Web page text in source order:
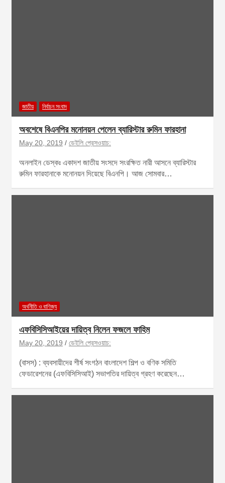
জাতীয় নির্বাচন সংবাদ
অবশেষে বিএনপির মনোনয়ন পেলেন ব্যারিস্টার রুমিন ফারহানা
May 20, 2019 ডেইলি প্রেসওয়াচ:
অনলাইন ডেস্কঃ একাদশ জাতীয় সংসদে সংরক্ষিত নারী আসনে ব্যারিস্টার
রুমিন ফারহানাকে মনোনয়ন দিয়েছে বিএনপি। আজ সোমবার…
অর্থনীতি ও বাণিজ্য
এফবিসিসিআইয়ের দায়িত্ব নিলেন ফজলে ফাহিম
May 20, 2019 ডেইলি প্রেসওয়াচ:
(বাসস) : ব্যবসায়ীদের শীর্ষ সংগঠন বাংলাদেশ শিল্প ও বণিক সমিতি
ফেডারেশনের (এফবিসিসিআই) সভাপতির দায়িত্ব গ্রহণ করেছেন…